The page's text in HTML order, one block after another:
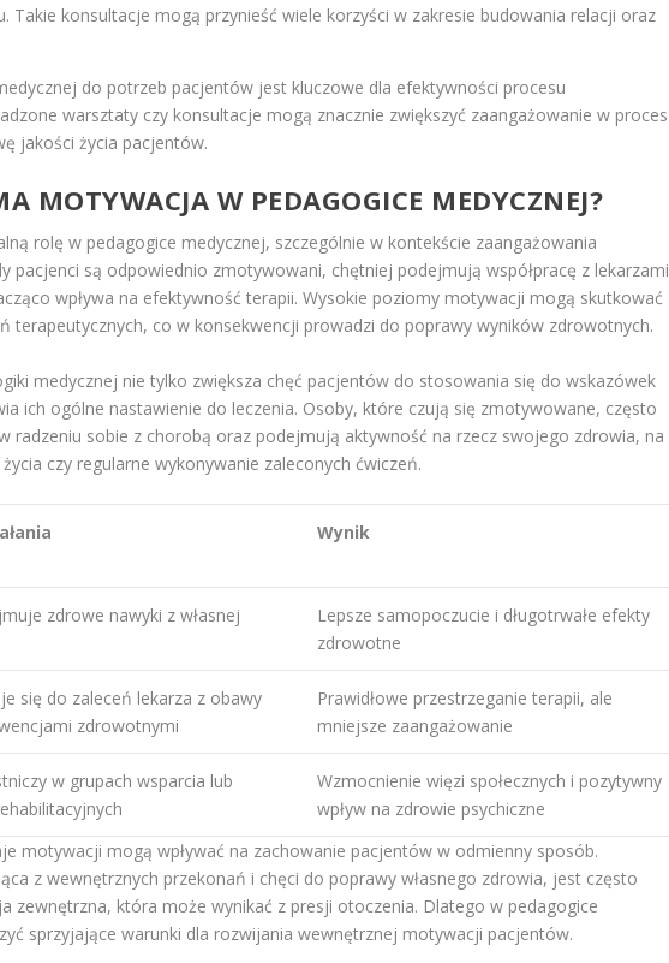
Takie konsultacje mogą przynieść wiele korzyści w zakresie budowania relacji oraz
do potrzeb pacjentów jest kluczowe dla efektywności procesu
warsztaty czy konsultacje mogą znacznie zwiększyć zaangażowanie w proces
jakości życia pacjentów.
MOTYWACJA W PEDAGOGICE MEDYCZNEJ?
rolę w pedagogice medycznej, szczególnie w kontekście zaangażowania
pacjenci są odpowiednio zmotywowani, chętniej podejmują współpracę z lekarzami
wpływa na efektywność terapii. Wysokie poziomy motywacji mogą skutkować
terapeutycznych, co w konsekwencji prowadzi do poprawy wyników zdrowotnych.
medycznej nie tylko zwiększa chęć pacjentów do stosowania się do wskazówek
ich ogólne nastawienie do leczenia. Osoby, które czują się zmotywowane, często
radzeniu sobie z chorobą oraz podejmują aktywność na rzecz swojego zdrowia, na
czy regularne wykonywanie zaleconych ćwiczeń.
Wynik
zdrowe nawyki z własnej
Lepsze samopoczucie i długotrwałe efekty
zdrowotne
się do zaleceń lekarza z obawy
zdrowotnymi
Prawidłowe przestrzeganie terapii, ale
mniejsze zaangażowanie
w grupach wsparcia lub
Wzmocnienie więzi społecznych i pozytywny
wpływ na zdrowie psychiczne
motywacji mogą wpływać na zachowanie pacjentów w odmienny sposób.
z wewnętrznych przekonań i chęci do poprawy własnego zdrowia, jest często
zewnętrzna, która może wynikać z presji otoczenia. Dlatego w pedagogice
sprzyjające warunki dla rozwijania wewnętrznej motywacji pacjentów.